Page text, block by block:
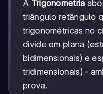
A Trigonometria
triângulo retângulo
trigonométricas no
divide em plana
bidimensionais) e
tridimensionais) -
prova.